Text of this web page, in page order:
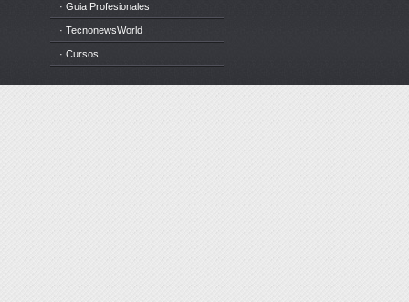
· Guia Profesionales
· TecnonewsWorld
· Cursos